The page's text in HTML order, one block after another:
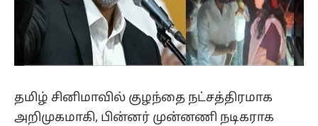
தமிழ் சினிமாவில் குழந்தை நட்சத்திரமாக
அறிமுகமாகி, பின்னர் முன்னணி நடிகராக